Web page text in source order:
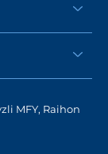
MFY, Raihon